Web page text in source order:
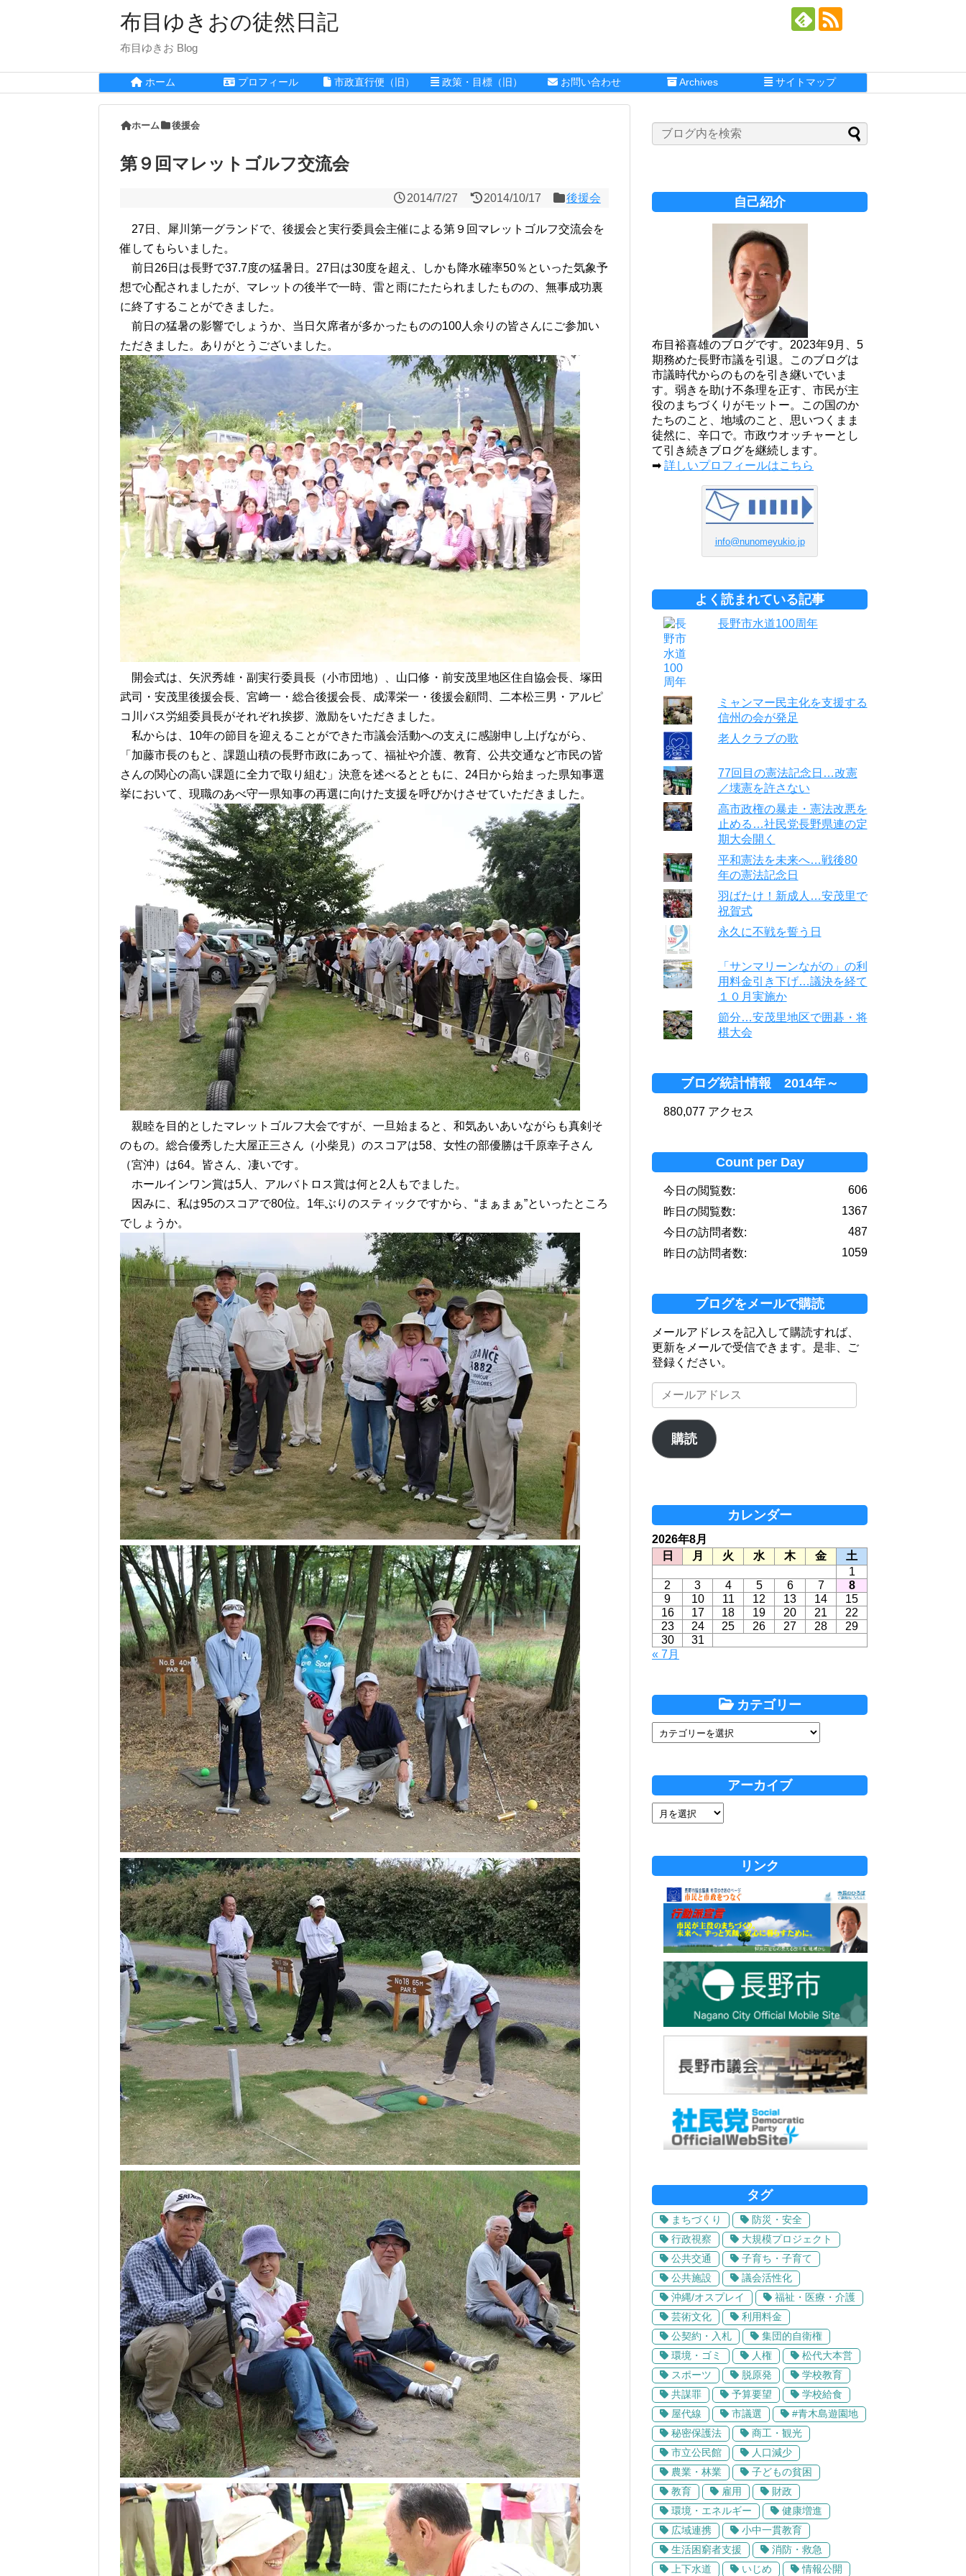
布目ゆきおの徒然日記
布目ゆきお Blog
ホーム プロフィール 市政直行便（旧） 政策・目標（旧） お問い合わせ Archives サイトマップ
ホーム 後援会
第９回マレットゴルフ交流会
2014/7/27 2014/10/17 後援会
27日、犀川第一グランドで、後援会と実行委員会主催による第９回マレットゴルフ交流会を
催してもらいました。
前日26日は長野で37.7度の猛暑日。27日は30度を超え、しかも降水確率50％といった気象予
想で心配されましたが、マレットの後半で一時、雷と雨にたたられましたものの、無事成功裏
に終了することができました。
前日の猛暑の影響でしょうか、当日欠席者が多かったものの100人余りの皆さんにご参加い
ただきました。ありがとうございました。
開会式は、矢沢秀雄・副実行委員長（小市団地）、山口修・前安茂里地区住自協会長、塚田
武司・安茂里後援会長、宮﨑一・総合後援会長、成澤栄一・後援会顧問、二本松三男・アルピ
コ川バス労組委員長がそれぞれ挨拶、激励をいただきました。
私からは、10年の節目を迎えることができた市議会活動への支えに感謝申し上げながら、
「加藤市長のもと、課題山積の長野市政にあって、福祉や介護、教育、公共交通など市民の皆
さんの関心の高い課題に全力で取り組む」決意を述べるとともに、24日から始まった県知事選
挙において、現職のあべ守一県知事の再選に向けた支援を呼びかけさせていただきました。
親睦を目的としたマレットゴルフ大会ですが、一旦始まると、和気あいあいながらも真剣そ
のもの。総合優秀した大屋正三さん（小柴見）のスコアは58、女性の部優勝は千原幸子さん
（宮沖）は64。皆さん、凄いです。
ホールインワン賞は5人、アルバトロス賞は何と2人もでました。
因みに、私は95のスコアで80位。1年ぶりのスティックですから、“まぁまぁ”といったところ
でしょうか。
自己紹介
布目裕喜雄のブログです。2023年9月、5
期務めた長野市議を引退。このブログは
市議時代からのものを引き継いでいま
す。弱きを助け不条理を正す、市民が主
役のまちづくりがモットー。この国のか
たちのこと、地域のこと、思いつくまま
徒然に、辛口で。市政ウオッチャーとし
て引き続きブログを継続します。
➡ 詳しいプロフィールはこちら
info@nunomeyukio.jp
よく読まれている記事
長野市水道100周年
ミャンマー民主化を支援する
信州の会が発足
老人クラブの歌
77回目の憲法記念日…改憲
／壊憲を許さない
高市政権の暴走・憲法改悪を
止める…社民党長野県連の定
期大会開く
平和憲法を未来へ…戦後80
年の憲法記念日
羽ばたけ！新成人…安茂里で
祝賀式
永久に不戦を誓う日
「サンマリーンながの」の利
用料金引き下げ…議決を経て
１０月実施か
節分…安茂里地区で囲碁・将
棋大会
ブログ統計情報 2014年～
880,077 アクセス
Count per Day
606
今日の閲覧数:
1367
昨日の閲覧数:
487
今日の訪問者数:
1059
昨日の訪問者数:
ブログをメールで購読
メールアドレスを記入して購読すれば、
更新をメールで受信できます。是非、ご
登録ください。
メ
ー
ア
ド
購読
カレンダー
2026年8月
日
月 火 水 木 金
土
1
2
3 4 5 6 7
8
9
10 11 12 13 14
15
16
17 18 19 20 21
22
23
24 25 26 27 28
29
30
31
« 7月
カテゴリー
アーカイブ
リンク
タグ
まちづくり
防災・安全
行政視察
大規模プロジェクト
公共交通
子育ち・子育て
公共施設
議会活性化
沖縄/オスプレイ
福祉・医療・介護
芸術文化
利用料金
公契約・入札
集団的自衛権
環境・ゴミ
人権
松代大本営
スポーツ
脱原発
学校教育
共謀罪
予算要望
学校給食
屋代線
市議選
#青木島遊園地
秘密保護法
商工・観光
市立公民館
人口減少
農業・林業
子どもの貧困
教育
雇用
財政
環境・エネルギー
健康増進
広域連携
小中一貫教育
生活困窮者支援
消防・救急
上下水道
いじめ 情報公開